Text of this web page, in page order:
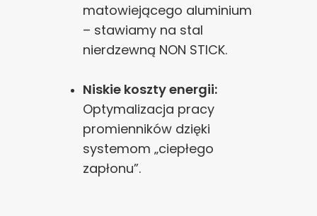
matowiejącego aluminium
– stawiamy na stal
nierdzewną NON STICK.
Niskie koszty energii:
Optymalizacja pracy
promienników dzięki
systemom „ciepłego
zapłonu”.